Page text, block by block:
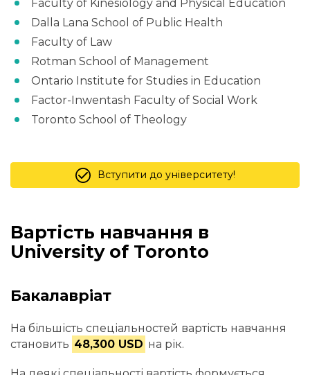
Faculty of Kinesiology and Physical Education
Dalla Lana School of Public Health
Faculty of Law
Rotman School of Management
Ontario Institute for Studies in Education
Factor-Inwentash Faculty of Social Work
Toronto School of Theology
Вступити до університету!
Вартість навчання в
University of Toronto
Бакалавріат
На більшість спеціальностей вартість навчання
становить 48,300 USD на рік.